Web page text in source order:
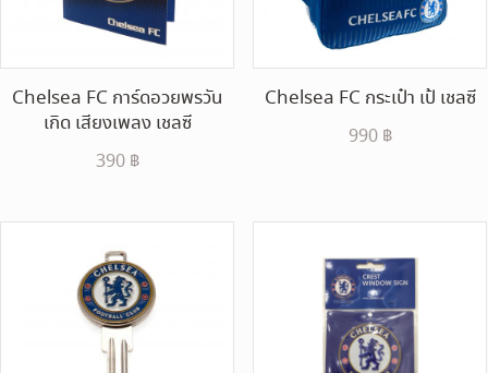
Chelsea FC การ์ดอวยพรวัน
เกิด เสียงเพลง เชลซี
390 ฿
Chelsea FC กระเป๋า เป้ เชลซี
990 ฿